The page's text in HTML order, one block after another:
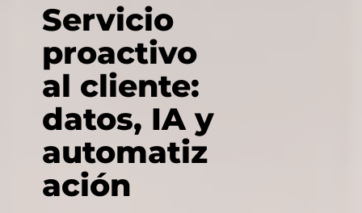
Servicio
proactivo
al cliente:
datos, IA y
automatiz
ación